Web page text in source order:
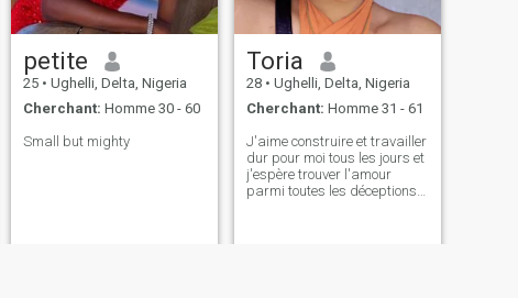
petite
25 • Ughelli, Delta, Nigeria
Cherchant: Homme 30 - 60
Small but mighty
Toria
28 • Ughelli, Delta, Nigeria
Cherchant: Homme 31 - 61
J'aime construire et travailler
dur pour moi tous les jours et
j'espère trouver l'amour
parmi toutes les déceptions.